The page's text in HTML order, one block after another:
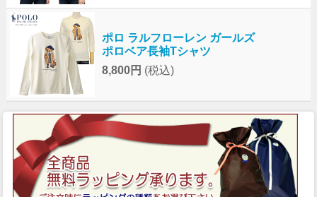
ポロ ラルフローレン ガールズ
ポロベア長袖Tシャツ
8,800円 (税込)